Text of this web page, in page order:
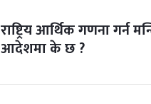
राष्ट्रिय आर्थिक गणना गर्न
आदेशमा के छ ?